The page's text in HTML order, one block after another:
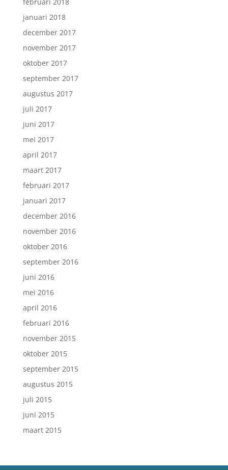
januari 2018
december 2017
november 2017
oktober 2017
september 2017
augustus 2017
juli 2017
juni 2017
mei 2017
april 2017
maart 2017
februari 2017
januari 2017
december 2016
november 2016
oktober 2016
september 2016
juni 2016
mei 2016
april 2016
februari 2016
november 2015
oktober 2015
september 2015
augustus 2015
juli 2015
juni 2015
maart 2015